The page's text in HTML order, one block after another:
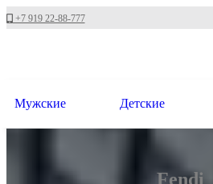
+7 919 22-88-777
Мужские Детские
Fendi